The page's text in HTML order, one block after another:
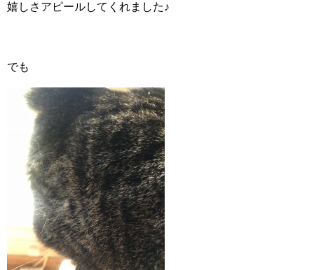
嬉しさアピールしてくれました♪
でも